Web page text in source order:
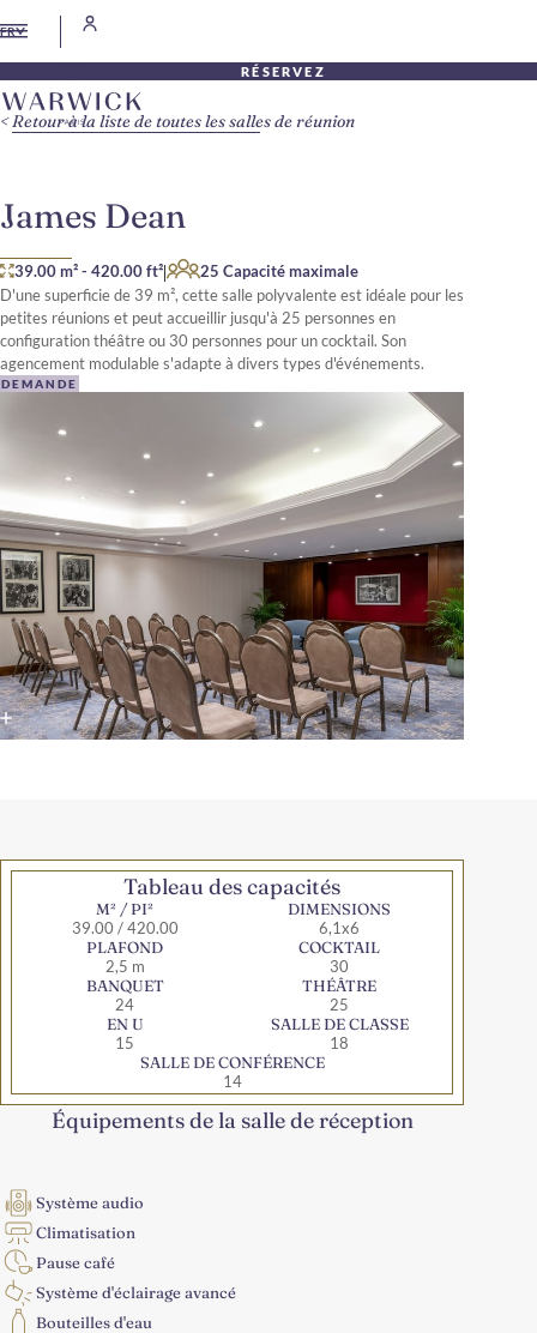
FR
RÉSERVEZ
James Dean
39.00 m²- 420.00 ft²|
25 Capacité maximale
D'une superficie de 39 m², cette salle polyvalente est idéale pour les
petites réunions et peut accueillir jusqu'à 25 personnes en
configuration théâtre ou 30 personnes pour un cocktail. Son
agencement modulable s'adapte à divers types d'événements.
DEMANDE
Retour à la liste de toutes les salles de réunion
Tableau des capacités
M² / PI²
39.00 / 420.00
DIMENSIONS
6,1x6
PLAFOND
2,5 m
COCKTAIL
30
BANQUET
24
THÉÂTRE
25
EN U
15
SALLE DE CLASSE
18
SALLE DE CONFÉRENCE
14
Équipements de la salle de réception
Système audio
Climatisation
Pause café
Système d'éclairage avancé
Bouteilles d'eau